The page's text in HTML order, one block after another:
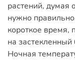
растений, думая
нужно
короткое время,
на
Ночная